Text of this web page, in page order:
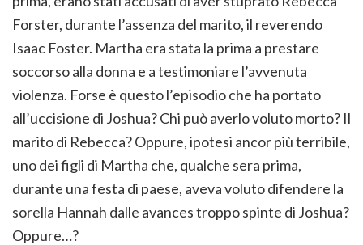
Forster, durante l’assenza del marito, il reverendo
Isaac Foster. Martha era stata la prima a prestare
soccorso alla donna e a testimoniare l’avvenuta
violenza. Forse è questo l’episodio che ha portato
all’uccisione di Joshua? Chi può averlo voluto morto? Il
marito di Rebecca? Oppure, ipotesi ancor più terribile,
uno dei figli di Martha che, qualche sera prima,
durante una festa di paese, aveva voluto difendere la
sorella Hannah dalle avances troppo spinte di Joshua?
Oppure…?